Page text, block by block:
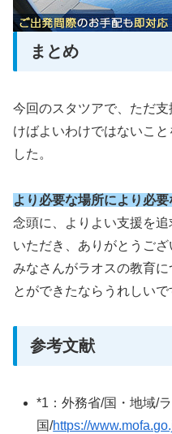
まとめ
今回のスタツアで、ただ
けばよいわけではないこ
した。
より必要な場所により必
念頭に、よりよい支援を
いただき、ありがとうござ
みなさんがラオスの教育
とができたならうれしいで
参考文献
*1：外務省/国・地域/
国/https://